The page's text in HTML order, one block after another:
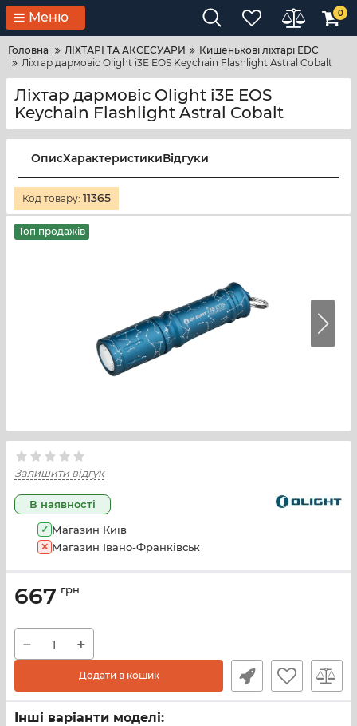
Меню 0
Головна ЛІХТАРІ ТА АКСЕСУАРИ
Кишенькові ліхтарі EDC
Ліхтар дармовіс Olight i3E EOS Keychain Flashlight Astral Cobalt
Ліхтар дармовіс Olight i3E EOS
Keychain Flashlight Astral Cobalt
ОписХарактеристикиВідгуки
Код товару: 11365
Топ продажів
Залишити відгук
В наявності
✓ Магазин Київ
✕ Магазин Івано-Франківськ
667 грн
− +
Додати в кошик
Інші варіанти моделі: